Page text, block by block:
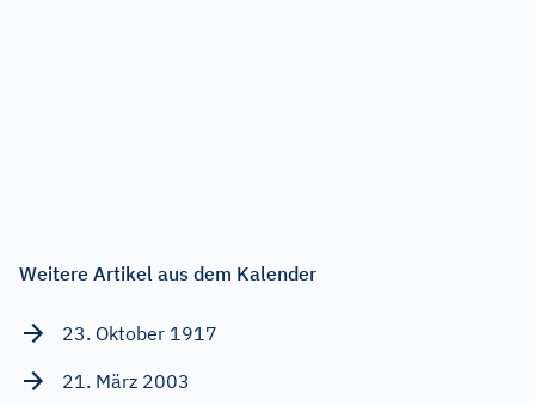
Weitere Artikel aus dem Kalender
23. Oktober 1917
21. März 2003